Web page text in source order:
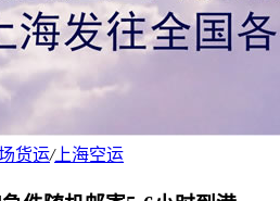
货运/上海空运